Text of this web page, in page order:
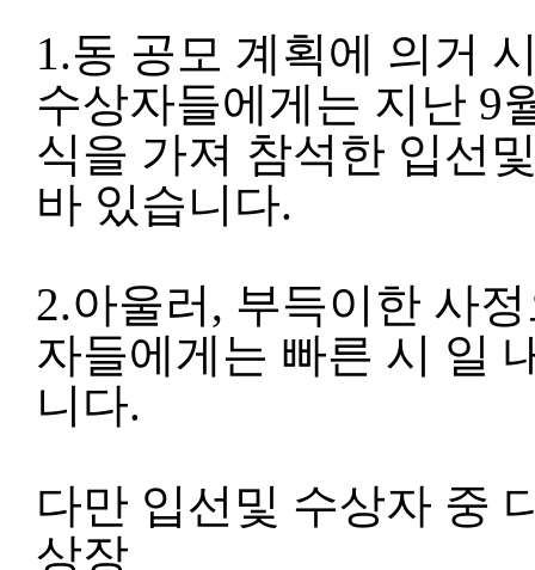
1.동 공모 계획에 의거
수상자들에게는 지난 9
식을 가져 참석한 입선
바 있습니다.
2.아울러, 부득이한 사
자들에게는 빠른 시 일
니다.
다만 입선및 수상자 중
상장